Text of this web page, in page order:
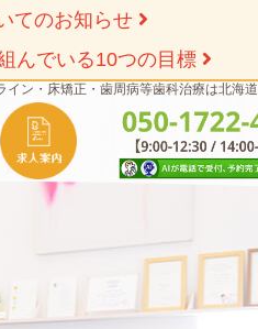
てのお知らせ
んでいる10つの目標
イン・床矯正・歯周病等歯科治療は北海